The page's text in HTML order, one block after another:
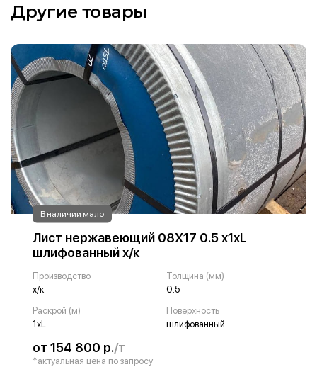
Другие товары
В наличии мало
Лист нержавеющий 08Х17 0.5 х1хL
шлифованный х/к
Производство
х/к
Толщина (мм)
0.5
Раскрой (м)
1хL
Поверхность
шлифованный
от 154 800 р./т
*актуальная цена по запросу